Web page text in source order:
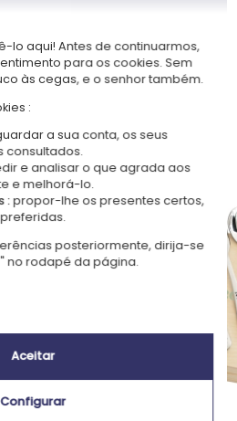
com
opiniões)
para crianças,
lo aqui! Antes de continuarmos,
para os cookies. Sem
às cegas, e o senhor também.
:
a sua conta, os seus
consultados.
e analisar o que agrada aos
e melhorá-lo.
:propor-lhe os presentes certos,
posteriormente, dirija-se
no rodapé da página.
Aceitar
Configurar